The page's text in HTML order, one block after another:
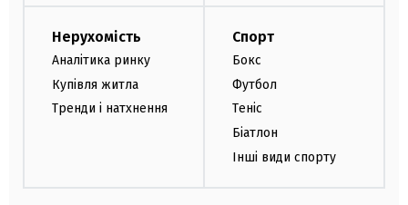
Нерухомість
Аналітика ринку
Купівля житла
Тренди і натхнення
Спорт
Бокс
Футбол
Теніс
Біатлон
Інші види спорту